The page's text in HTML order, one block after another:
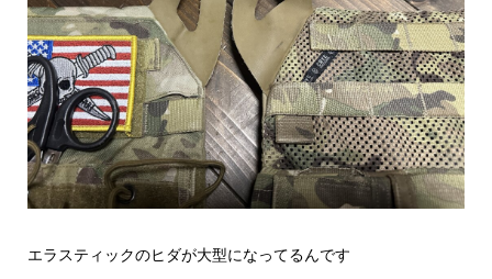
エラスティックのヒダが大型になってるんです